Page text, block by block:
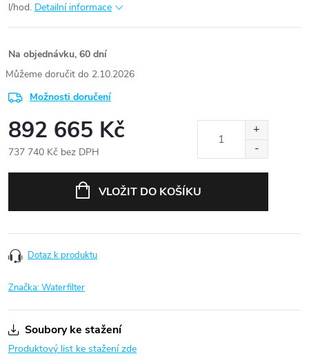
l/hod. Detailní informace
Na objednávku, 60 dní
2.10.2026
Možnosti doručení
892 665 Kč
737 740 Kč bez DPH
VLOŽIT DO KOŠÍKU
Dotaz k produktu
Značka:Waterfilter
Soubory ke stažení
Produktový list ke stažení zde